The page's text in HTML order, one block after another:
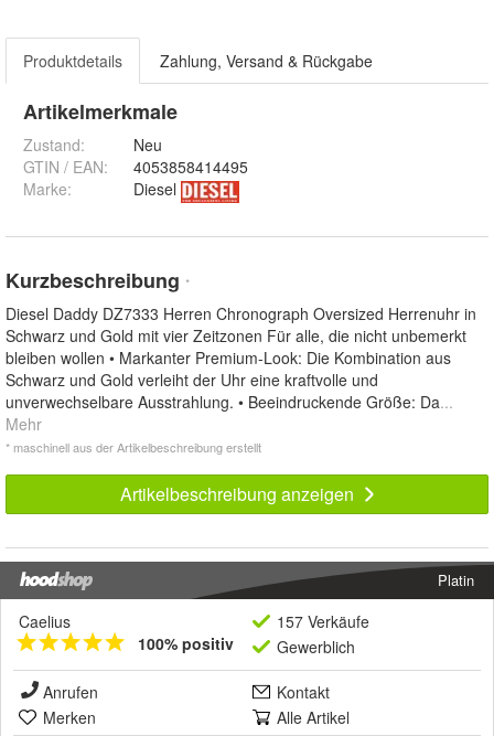
Produktdetails Zahlung, Versand & Rückgabe
Artikelmerkmale
Zustand:
Neu
GTIN / EAN:
4053858414495
Marke:
Diesel
Kurzbeschreibung *
Diesel Daddy DZ7333 Herren Chronograph Oversized Herrenuhr in
Schwarz und Gold mit vier Zeitzonen Für alle, die nicht unbemerkt
bleiben wollen • Markanter Premium-Look: Die Kombination aus
Schwarz und Gold verleiht der Uhr eine kraftvolle und
unverwechselbare Ausstrahlung. • Beeindruckende Größe: Da...
Mehr
* maschinell aus der Artikelbeschreibung erstellt
Artikelbeschreibung anzeigen
Platin
Caelius
100% positiv
157 Verkäufe
Gewerblich
Anrufen
Kontakt
Merken
Alle Artikel